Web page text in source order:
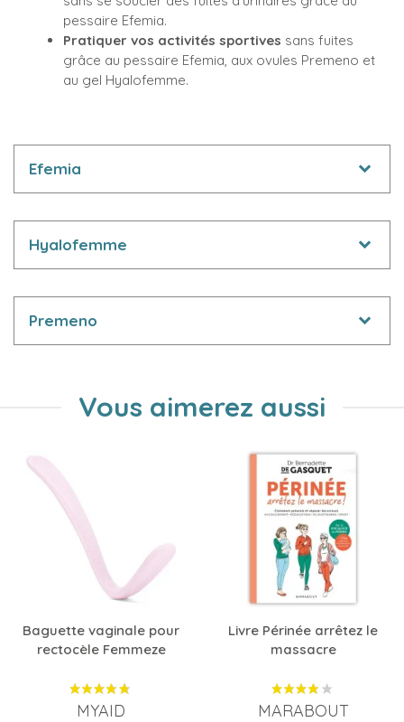
pessaire Efemia.
Pratiquer vos activités sportives sans fuites
grâce au pessaire Efemia, aux ovules Premeno et
au gel Hyalofemme.
Efemia
Hyalofemme
Premeno
Vous aimerez aussi
Baguette vaginale pour
rectocèle Femmeze
MYAID
Livre Périnée arrêtez le
massacre
MARABOUT